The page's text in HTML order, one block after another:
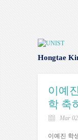
Hongtae
이예
학 축
Mar
이예진 학